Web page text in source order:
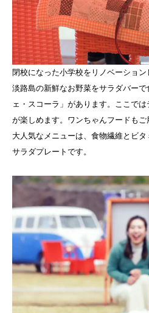
閉校になった小学校をリノベーション
淡路島の新鮮なお野菜をサラダバー
ェ・スコーラ」があります。ここで
が楽しめます。ワンちゃんフードも
大人気なメニューは、食物繊維とビ
サラダプレートです。